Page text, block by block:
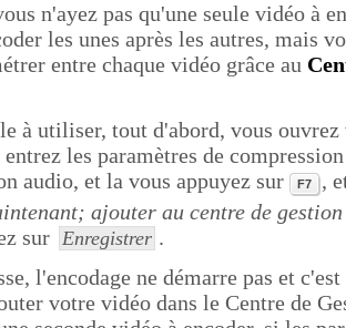
n'ayez pas qu'une seule vidéo à
les unes après les autres, mais
entre chaque vidéo grâce au
à utiliser, tout d'abord, vous
entrez les paramètres de
audio, et la vous appuyez sur
F7
,
ajouter au centre de
sur Enregistrer .
l'encodage ne démarre pas et
votre vidéo dans le Centre de